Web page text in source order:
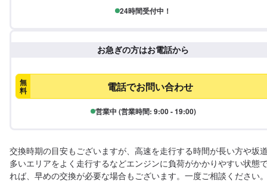
24時間受付中！
お急ぎの方はお電話から
無
料 電話でお問い合わせ
営業中 (営業時間: 9:00 - 19:00)
交換時期の目安もございますが、高速を走行する時間が長い方や坂
多いエリアをよく走行するなどエンジンに負荷がかかりやすい状態
れば、早めの交換が必要な場合もございます。一度ご相談ください